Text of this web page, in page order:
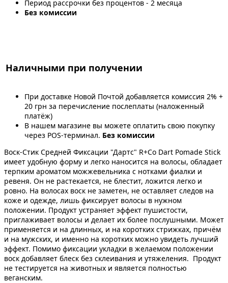
Период рассрочки без процентов - 2 месяца
Без комиссии
Наличными при получении
При доставке Новой Почтой добавляется комиссия 2% +
20 грн за перечисление послеплаты (наложенный
платёж)
В нашем магазине вы можете оплатить свою покупку
через POS-терминал. Без комиссии
Воск-Стик Средней Фиксации "Дартс" R+Co Dart Pomade Stick
имеет удобную форму и легко наносится на волосы, обладает
терпким ароматом можжевельника с нотками фиалки и
ревеня. Он не растекается, не блестит, ложится легко и
ровно. На волосах воск не заметен, не оставляет следов на
коже и одежде, лишь фиксирует волосы в нужном
положении. Продукт устраняет эффект пушистости,
приглаживает волосы и делает их более послушными. Может
применяется и на длинных, и на коротких стрижках, причём
и на мужских, и именно на коротких можно увидеть лучший
эффект. Помимо фиксации укладки в желаемом положении
воск добавляет блеск без склеивания и утяжеления. Продукт
не тестируется на животных и является полностью
веганским.